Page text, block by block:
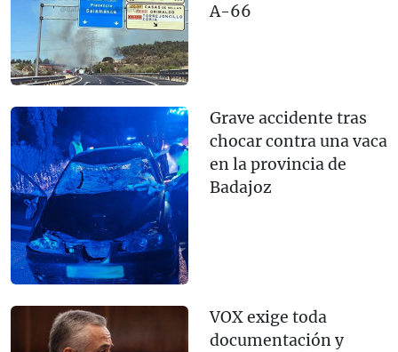
A-66
Grave accidente tras
chocar contra una vaca
en la provincia de
Badajoz
VOX exige toda
documentación y